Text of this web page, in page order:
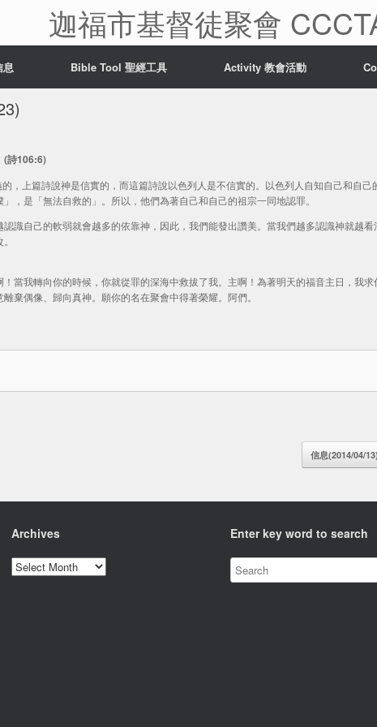
迦福市基督徒聚會
息 Bible Tool 聖經工具 Activity 教會活動
(詩106:6)
，上篇詩說神是信實的，而這篇詩說以色列人是不信實的。以色列人自知自己和自己
，是「無法自救的」。所以，他們為著自己和自己的祖宗一同地認罪。
識自己的軟弱就會越多的依靠神，因此，我們能發出讚美。當我們越多認識神就越看
當我轉向你的時候，你就從罪的深海中救拔了我。主啊！為著明天的福音主日，我求
棄偶像、歸向真神。願你的名在聚會中得著榮耀。阿們。
信息(2014/04/13)
Archives
Archives
Enter key word to search